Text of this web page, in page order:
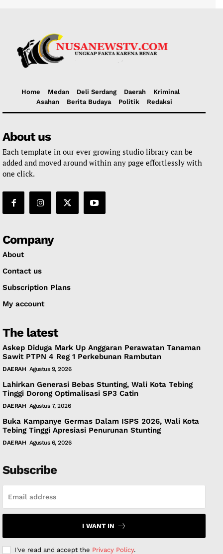
Home Medan Deli Serdang Daerah
Kriminal
Asahan
Berita Budaya Politik Redaksi
About us
Each template in our ever growing studio library can be
added and moved around within any page effortlessly with
one click.
Company
About
Contact us
Subscription Plans
My account
The latest
Askep Diduga Mark Up Anggaran Perawatan Tanaman
Sawit PTPN 4 Reg 1 Perkebunan Rambutan
DAERAH Agustus 9, 2026
Lahirkan Generasi Bebas Stunting, Wali Kota Tebing
Tinggi Dorong Optimalisasi SP3 Catin
DAERAH Agustus 7, 2026
Buka Kampanye Germas Dalam ISPS 2026, Wali Kota
Tebing Tinggi Apresiasi Penurunan Stunting
DAERAH Agustus 6, 2026
Subscribe
I WANT IN
I've read and accept the Privacy Policy.